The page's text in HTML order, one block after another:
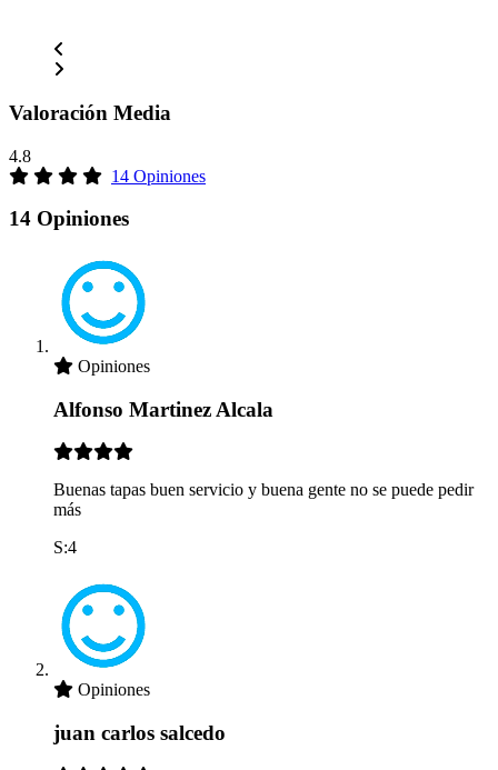
Valoración Media
4.8
14 Opiniones
14 Opiniones
Opiniones
Alfonso Martinez Alcala
Buenas tapas buen servicio y buena gente no se puede pedir
más
S:4
Opiniones
juan carlos salcedo